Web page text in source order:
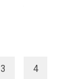
3 4